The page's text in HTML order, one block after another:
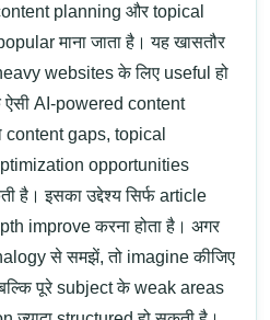
planning और topical
माना जाता है। यह खासतौर
websites के लिए useful हो
AI-powered content
gaps, topical
opportunities
है। इसका उद्देश्य सिर्फ article
improve करना होता है। अगर
से समझें, तो imagine कीजिए
पूरे subject के weak areas